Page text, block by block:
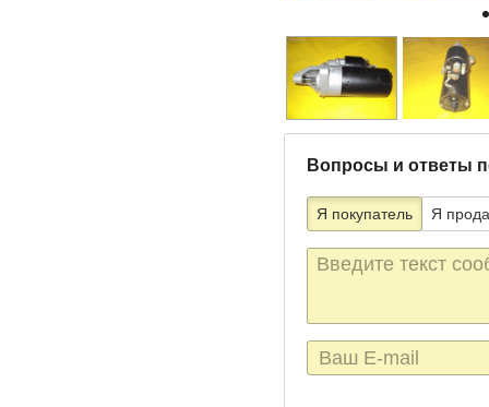
Вопросы и ответы
Я покупатель Я
Текст
сообщения
E-
mail